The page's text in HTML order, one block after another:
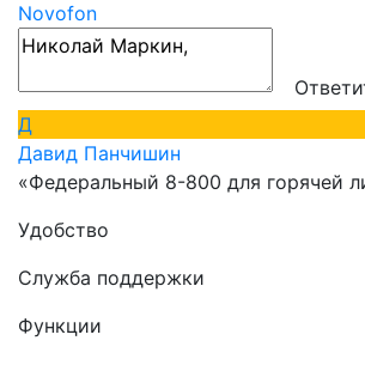
Novofon
Д
Давид Панчишин
«Федеральный 8-800 для горячей
Удобство
Служба поддержки
Функции